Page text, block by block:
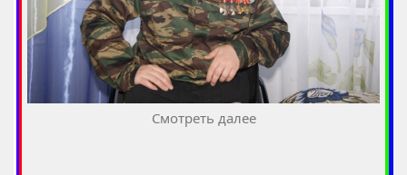
Смотреть далее